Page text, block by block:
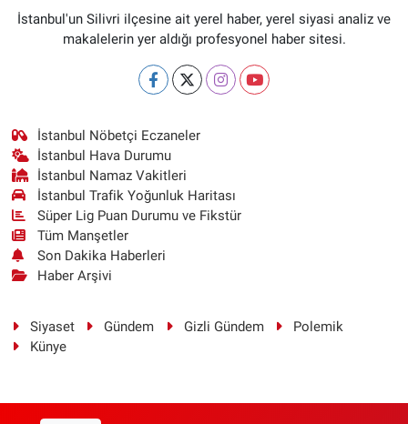
İstanbul'un Silivri ilçesine ait yerel haber, yerel siyasi analiz ve
makalelerin yer aldığı profesyonel haber sitesi.
İstanbul Nöbetçi Eczaneler
İstanbul Hava Durumu
İstanbul Namaz Vakitleri
İstanbul Trafik Yoğunluk Haritası
Süper Lig Puan Durumu ve Fikstür
Tüm Manşetler
Son Dakika Haberleri
Haber Arşivi
Siyaset Gündem Gizli Gündem
Polemik
Künye